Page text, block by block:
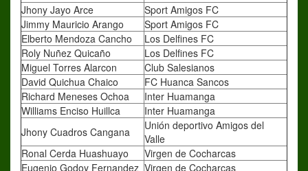
Jhony Jayo Arce
Sport Amigos FC
Jimmy Mauricio Arango
Sport Amigos FC
Elberto Mendoza Cancho
Los Delfines FC
Roly Nuñez Quicaño
Los Delfines FC
Miguel Torres Alarcon
Club Salesianos
David Quichua Chaico
FC Huanca Sancos
Richard Meneses Ochoa
Inter Huamanga
Williams Enciso Huillca
Inter Huamanga
Jhony Cuadros Cangana
Unión deportivo Amigos del
Valle
Ronal Cerda Huashuayo
Virgen de Cocharcas
Eugenio Godoy Fernandez Virgen de Cocharcas